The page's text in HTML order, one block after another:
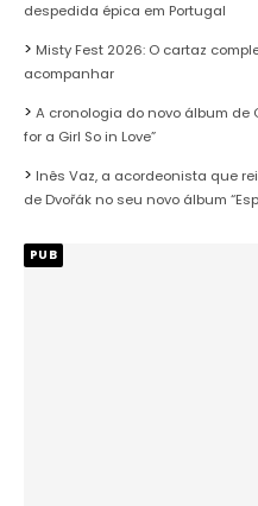
despedida épica em Portugal
Misty Fest 2026: O cartaz
acompanhar
A cronologia do novo álbum de
for a Girl So in Love”
Inês Vaz, a acordeonista que
de Dvořák no seu novo álbum
PUB